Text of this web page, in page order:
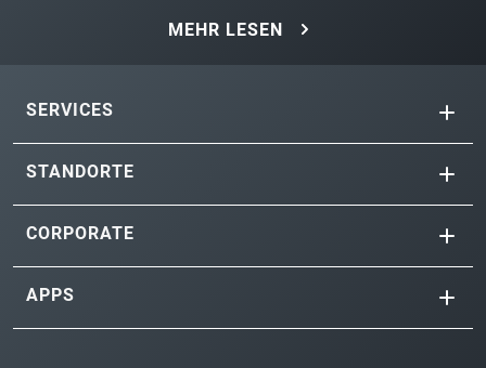
MEHR LESEN
SERVICES
STANDORTE
CORPORATE
APPS